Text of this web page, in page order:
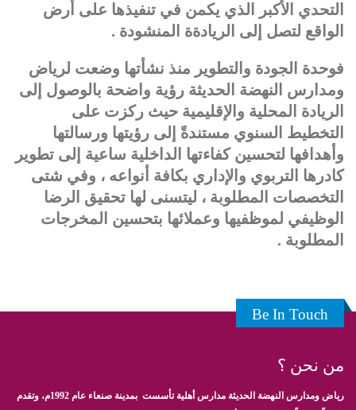
التحدي الأكبر الذي يكمن في تنفيذها على أرض
الواقع لتصل إلى الريادةة المنشودة .
فوحدة الجودة والتطوير منذ نشأتها وضعت لرياض
ومدارس النهضة الحديثة رؤية واضحة بالوصول إلى
الريادة المحلية والإقليمية حيث ركزت على
التخطيط السنوي مستندةً إلى رؤيتها ورسالتها
وأهدافها لتحسين كفاءتها الداخلية ساعية إلى تطوير
كادرها التربوي والإداري بكافة أنواعه ، وفي شتى
التخصصات المطلوبة ، ليتسنى لها تحقيق الرضا
الوظيفي لموظفيها وعملائها بتحسين المخرجات
المطلوبة .
Be In Touch
من نحن ؟
رياض ومدارس النهضة الحديثة مدارس أهلية تأسست بمدينة صنعاء عام 1992م، وتقدم